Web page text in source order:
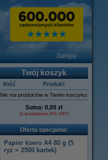
Zaloguj
Twój koszyk
Ilość Produkt
Nie ma produktów w Twoim koszyku.
Suma: 0,00 zł
(z podatkiem 0% VAT)
Oferta specjalna!
Papier ksero A4 80 g (5
ryz = 2500 kartek)